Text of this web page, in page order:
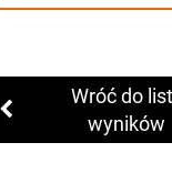
Wróć do
wyników